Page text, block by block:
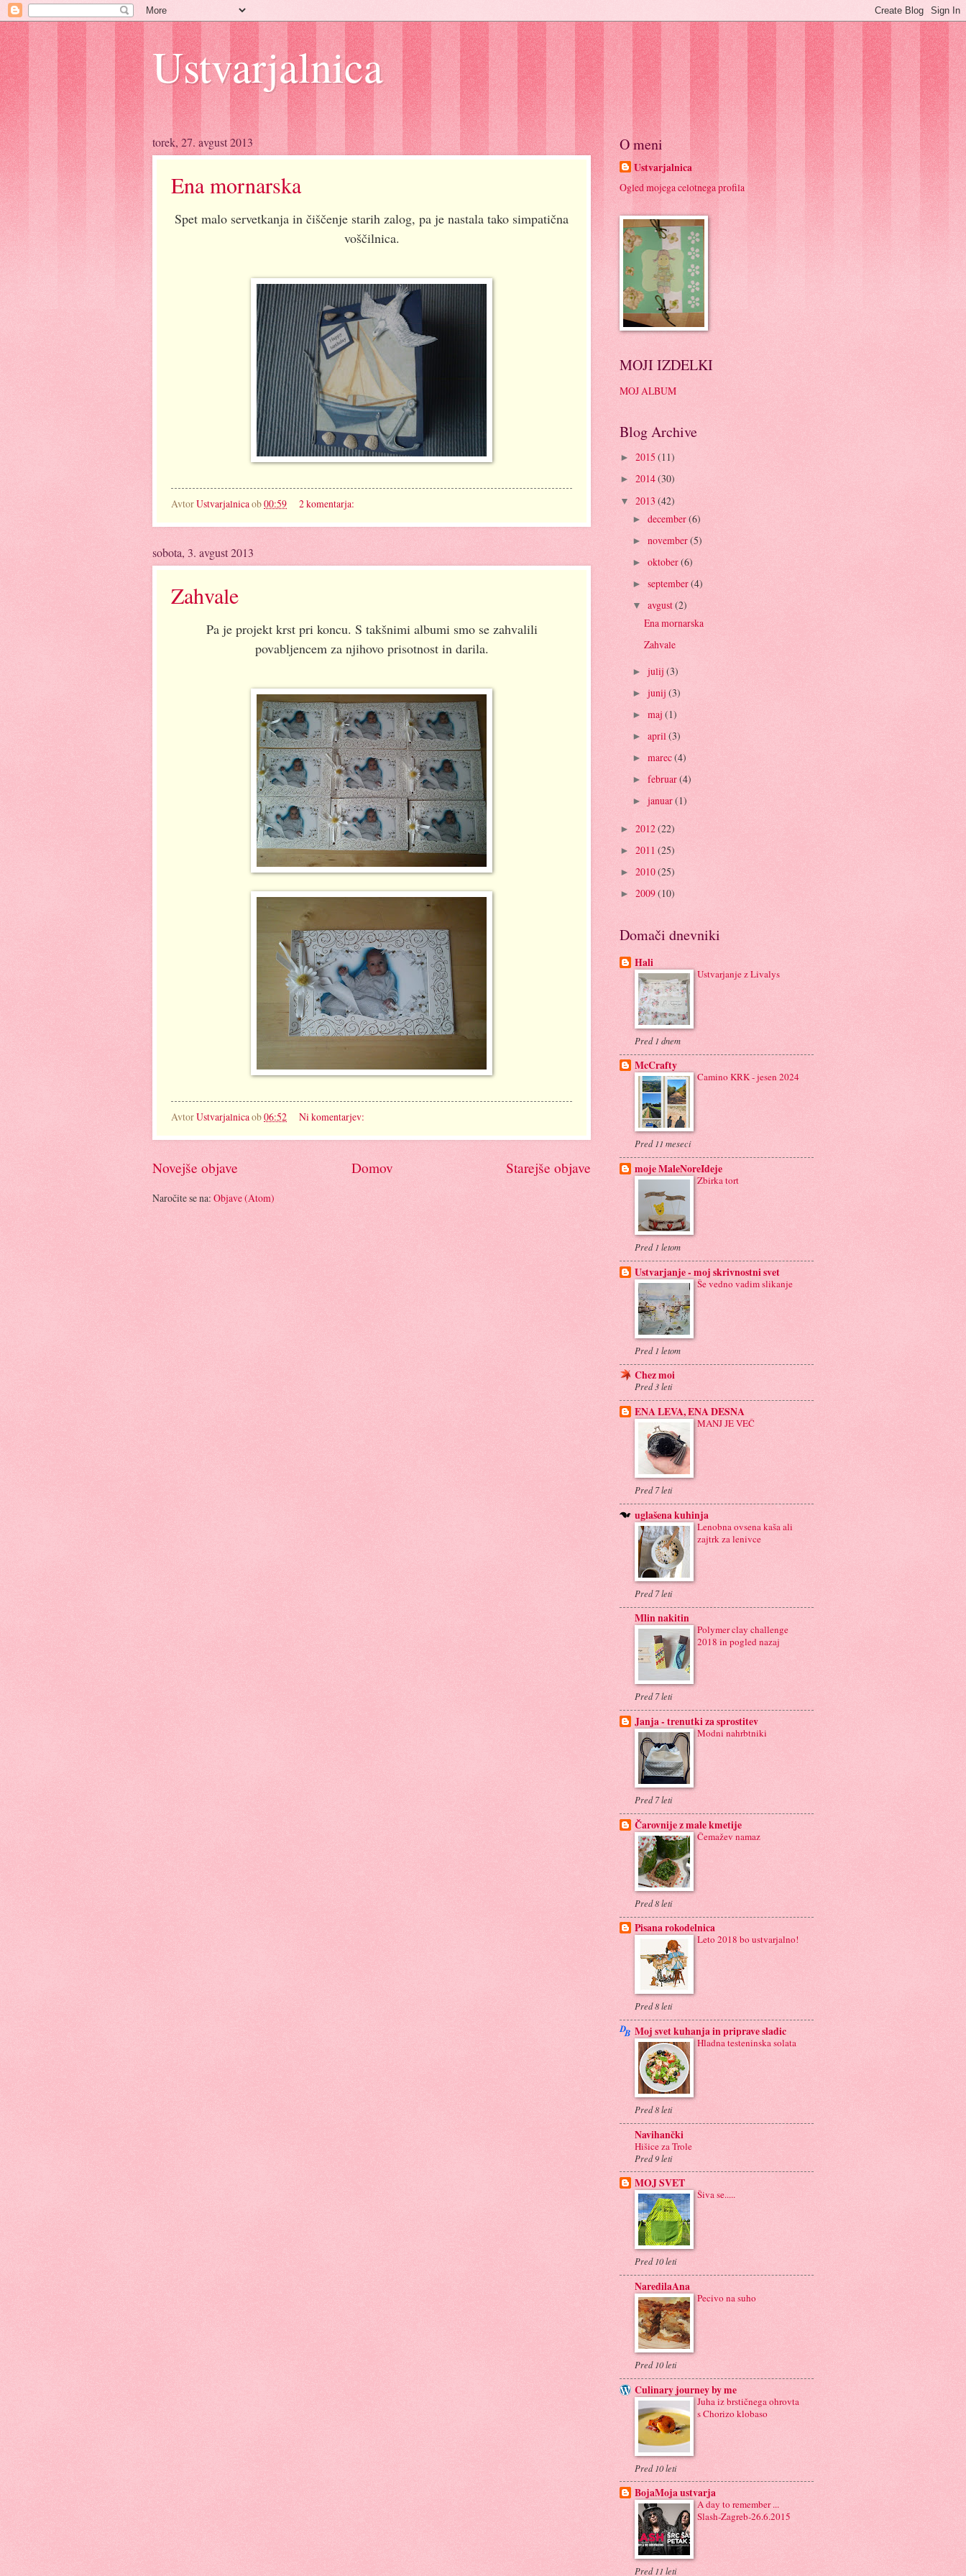
Ustvarjalnica
torek, 27. avgust 2013
Ena mornarska
Spet malo servetkanja in čiščenje starih zalog, pa je nastala tako simpatična
voščilnica.
AvtorUstvarjalnica ob00:59 2 komentarja:
sobota, 3. avgust 2013
Zahvale
Pa je projekt krst pri koncu. S takšnimi albumi smo se zahvalili
povabljencem za njihovo prisotnost in darila.
AvtorUstvarjalnica ob06:52 Ni komentarjev:
Novejše objave Starejše objave
Domov
Naročite se na: Objave (Atom)
O meni
Ustvarjalnica
Ogled mojega celotnega profila
MOJI IZDELKI
MOJ ALBUM
Blog Archive
► 2015 (11)
► 2014(30)
▼ 2013 (42)
► december(6)
► november(5)
► oktober(6)
► september(4)
▼ avgust(2)
Ena mornarska
Zahvale
► julij (3)
► junij (3)
► maj (1)
► april(3)
► marec(4)
► februar(4)
► januar(1)
► 2012(22)
► 2011 (25)
► 2010(25)
► 2009(10)
Domači dnevniki
Hali
Ustvarjanje z Livalys
Pred 1 dnem
McCrafty
Camino KRK - jesen 2024
Pred 11 meseci
moje MaleNoreIdeje
Zbirka tort
Pred 1 letom
Ustvarjanje - moj skrivnostni svet
Še vedno vadim slikanje
Pred 1 letom
Chez moi
Pred 3 leti
ENA LEVA, ENA DESNA
MANJ JE VEČ
Pred 7 leti
uglašena kuhinja
Lenobna ovsena kaša ali
zajtrk za lenivce
Pred 7 leti
Mlin nakitin
Polymer clay challenge
2018 in pogled nazaj
Pred 7 leti
Janja - trenutki za sprostitev
Modni nahrbtniki
Pred 7 leti
Čarovnije z male kmetije
Čemažev namaz
Pred 8 leti
Pisana rokodelnica
Leto 2018 bo ustvarjalno!
Pred 8 leti
Moj svet kuhanja in priprave sladic
Hladna testeninska solata
Pred 8 leti
Navihančki
Hišice za Trole
Pred 9 leti
MOJ SVET
Šiva se.....
Pred 10 leti
NaredilaAna
Pecivo na suho
Pred 10 leti
Culinary journey by me
Juha iz brstičnega ohrovta
s Chorizo klobaso
Pred 10 leti
BojaMoja ustvarja
A day to remember ...
Slash-Zagreb-26.6.2015
Pred 11 leti